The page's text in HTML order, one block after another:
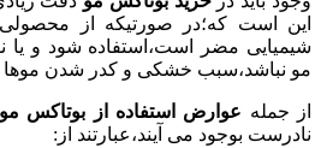
این است که؛در صورتیکه از
شیمیایی مضر است،استفاده شود و یا
مو نباشد،سبب خشکی و کدر شدن
از جمله عوارض استفاده از بوتاکس مو
نادرست بوجود می آیند،عبارتند از: